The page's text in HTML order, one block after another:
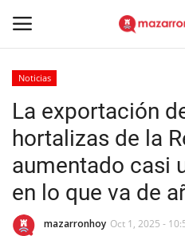
Inicio
Contacto
Noticias
Noticias
La exportación
hortalizas de la
aumentado casi
en lo que va de
mazarronhoy Oct 1, 2025 -